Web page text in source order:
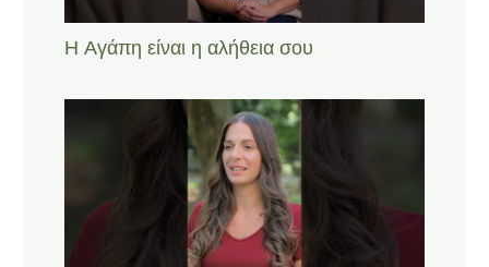
Η Αγάπη είναι η αλήθεια σου